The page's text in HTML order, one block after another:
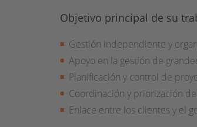
Objetivo principal de su
Gestión independiente y
Apoyo en la gestión de
Planificación y control de
Coordinación y priorización
Enlace entre los clientes y el